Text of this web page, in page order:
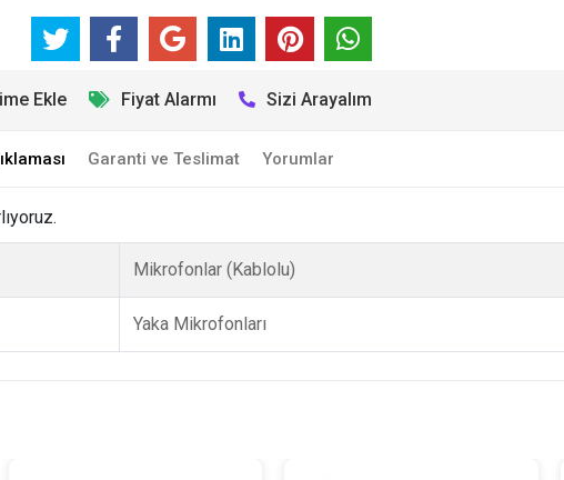
Ekle Fiyat Alarmı Sizi Arayalım
Garanti ve Teslimat Yorumlar
Mikrofonlar (Kablolu)
Yaka Mikrofonları